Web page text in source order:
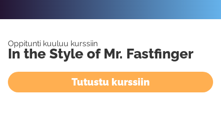
Oppitunti kuuluu kurssiin
In the Style of Mr. Fastfinger
Tutustu kurssiin